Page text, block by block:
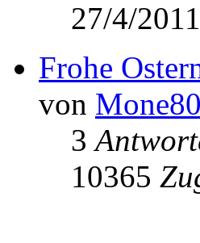
27/4/
Frohe
von Mone80
3
10365